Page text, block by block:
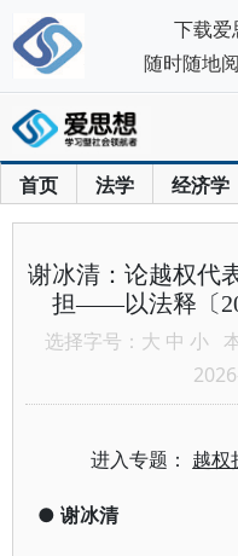
首页 法学 经济学
谢冰清：论越权代
担——以法释〔
选择字号： 大 中 小
进入专题： 越权
● 谢冰清
下载爱
随时随地